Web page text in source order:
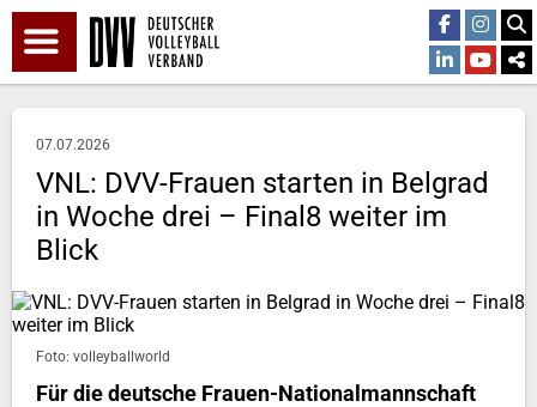
07.07.2026
VNL: DVV-Frauen starten in Belgrad
in Woche drei – Final8 weiter im
Blick
Foto: volleyballworld
Für die deutsche Frauen-Nationalmannschaft